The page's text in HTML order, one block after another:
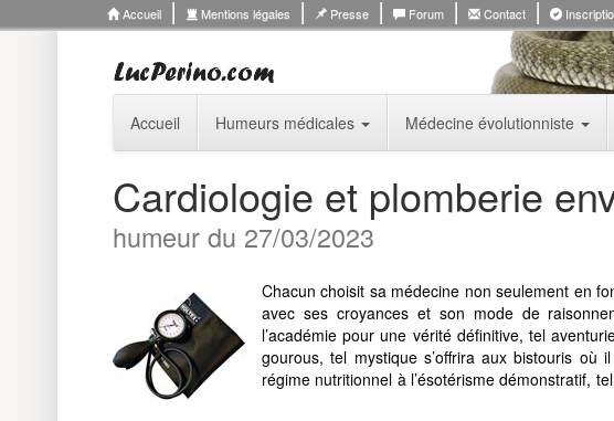
Accueil Mentions légales Presse Forum Contact
Accueil Humeurs médicales Médecine évolutionniste
Cardiologie et plomberie
humeur du 27/03/2023
Chacun choisit sa médecine non seulement en
avec ses croyances et son mode de
l’académie pour une vérité définitive, tel
gourous, tel mystique s’offrira aux bistouris
régime nutritionnel à l’ésotérisme démonstratif,